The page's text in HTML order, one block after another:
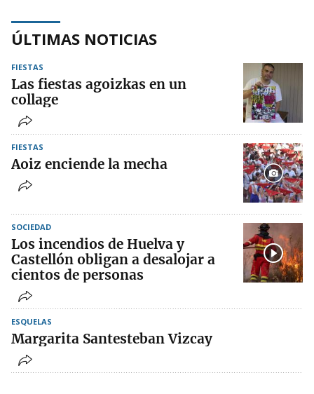
ÚLTIMAS NOTICIAS
FIESTAS
Las fiestas agoizkas en un
collage
FIESTAS
Aoiz enciende la mecha
SOCIEDAD
Los incendios de Huelva y
Castellón obligan a desalojar a
cientos de personas
ESQUELAS
Margarita Santesteban Vizcay